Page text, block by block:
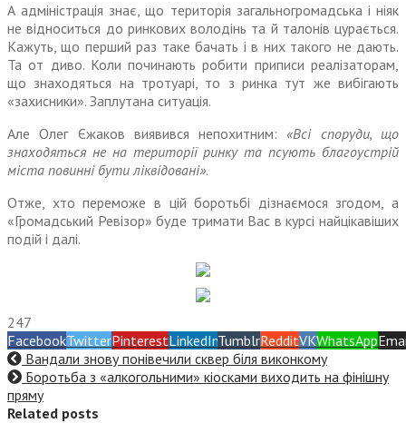
А адміністрація знає, що територія загальногромадська і ніяк
не відноситься до ринкових володінь та й талонів цурається.
Кажуть, що перший раз таке бачать і в них такого не дають.
Та от диво. Коли починають робити приписи реалізаторам,
що знаходяться на тротуарі, то з ринка тут же вибігають
«захисники». Заплутана ситуація.
Але Олег Єжаков виявився непохитним: «Всі споруди, що
знаходяться не на території ринку та псують благоустрій
міста повинні бути ліквідовані».
Отже, хто переможе в цій боротьбі дізнаємося згодом, а
«Громадський Ревізор» буде тримати Вас в курсі найцікавіших
подій і далі.
247
FacebookTwitterPinterestLinkedInTumblrRedditVKWhatsApp
Вандали знову понівечили сквер біля виконкому
Боротьба з «алкогольними» кіосками виходить на фінішну
пряму
Related posts